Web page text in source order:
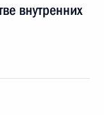
внутренних